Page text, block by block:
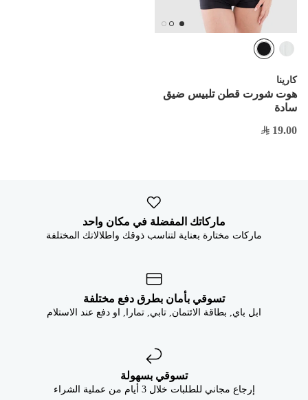
كارينا
هوت شورت قطن تلبيس ضيق
سادة
19.00
ماركاتك المفضلة في مكان واحد
ماركات مختارة بعناية لتناسب ذوقك واطلالاتك المختلفة
تسوقي بأمان بطرق دفع مختلفة
ابل باي, بطاقة الائتمان, تابي, تمارا, او دفع عند الاستلام
تسوقي بسهولة
إرجاع مجاني للطلبات خلال 3 أيام من عملية الشراء